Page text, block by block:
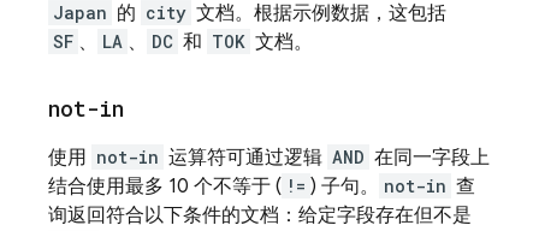
Japan 的 city 文档。根据示例数据，这包括
SF 、 LA 、 DC 和 TOK 文档。
not-in
使用 not-in 运算符可通过逻辑 AND 在同一字段上
结合使用最多 10 个不等于 ( != ) 子句。 not-in 查
询返回符合以下条件的文档：给定字段存在但不是